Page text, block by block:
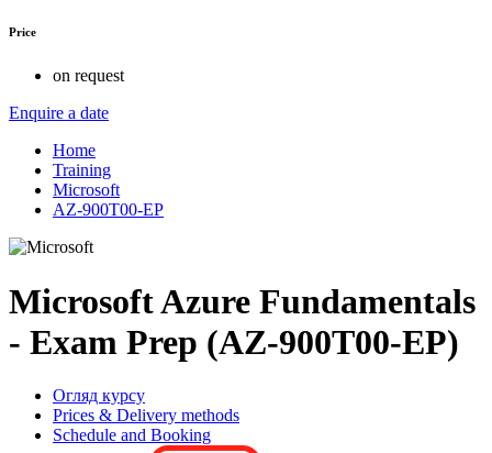
Price
on request
Enquire a date
Home
Training
Microsoft
AZ-900T00-EP
Microsoft Azure Fundamentals
- Exam Prep (AZ-900T00-EP)
Огляд курсу
Prices & Delivery methods
Schedule and Booking